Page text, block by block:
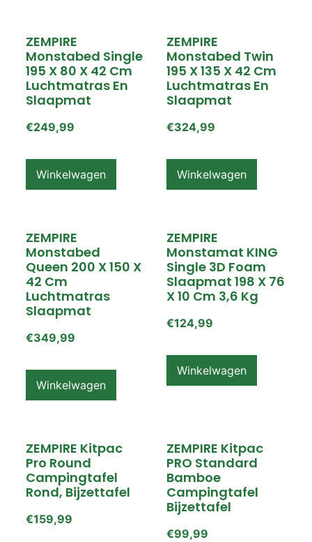
ZEMPIRE
Monstabed Single
195 X 80 X 42 Cm
Luchtmatras En
Slaapmat
€249,99
Winkelwagen
ZEMPIRE
Monstabed Twin
195 X 135 X 42 Cm
Luchtmatras En
Slaapmat
€324,99
Winkelwagen
ZEMPIRE
Monstabed
Queen 200 X 150 X
42 Cm
Luchtmatras
Slaapmat
€349,99
Winkelwagen
ZEMPIRE
Monstamat KING
Single 3D Foam
Slaapmat 198 X 76
X 10 Cm 3,6 Kg
€124,99
Winkelwagen
ZEMPIRE Kitpac
Pro Round
Campingtafel
Rond, Bijzettafel
€159,99
ZEMPIRE Kitpac
PRO Standard
Bamboe
Campingtafel
Bijzettafel
€99,99